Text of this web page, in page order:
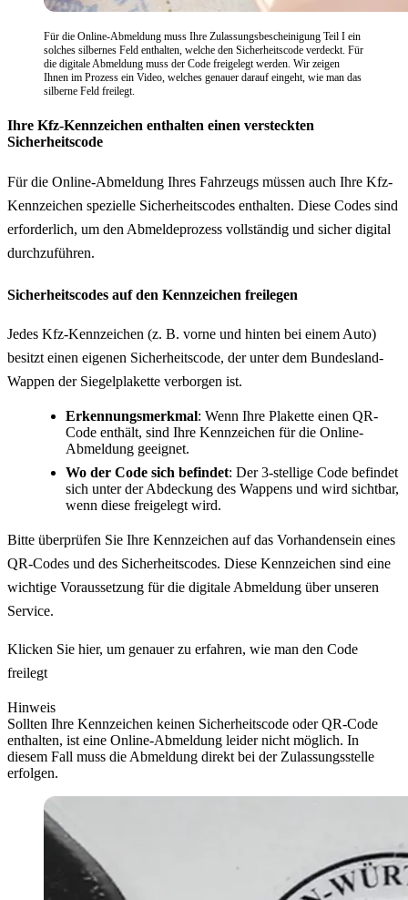
Für die Online-Abmeldung muss Ihre Zulassungsbescheinigung Teil I ein
solches silbernes Feld enthalten, welche den Sicherheitscode verdeckt. Für
die digitale Abmeldung muss der Code freigelegt werden. Wir zeigen
Ihnen im Prozess ein Video, welches genauer darauf eingeht, wie man das
silberne Feld freilegt.
Ihre Kfz-Kennzeichen enthalten einen versteckten
Sicherheitscode
Für die Online-Abmeldung Ihres Fahrzeugs müssen auch Ihre Kfz-
Kennzeichen spezielle Sicherheitscodes enthalten. Diese Codes sind
erforderlich, um den Abmeldeprozess vollständig und sicher digital
durchzuführen.
Sicherheitscodes auf den Kennzeichen freilegen
Jedes Kfz-Kennzeichen (z. B. vorne und hinten bei einem Auto)
besitzt einen eigenen Sicherheitscode, der unter dem Bundesland-
Wappen der Siegelplakette verborgen ist.
Erkennungsmerkmal: Wenn Ihre Plakette einen QR-
Code enthält, sind Ihre Kennzeichen für die Online-
Abmeldung geeignet.
Wo der Code sich befindet: Der 3-stellige Code befindet
sich unter der Abdeckung des Wappens und wird sichtbar,
wenn diese freigelegt wird.
Bitte überprüfen Sie Ihre Kennzeichen auf das Vorhandensein eines
QR-Codes und des Sicherheitscodes. Diese Kennzeichen sind eine
wichtige Voraussetzung für die digitale Abmeldung über unseren
Service.
Klicken Sie hier, um genauer zu erfahren, wie man den Code
freilegt
Hinweis
Sollten Ihre Kennzeichen keinen Sicherheitscode oder QR-Code
enthalten, ist eine Online-Abmeldung leider nicht möglich. In
diesem Fall muss die Abmeldung direkt bei der Zulassungsstelle
erfolgen.